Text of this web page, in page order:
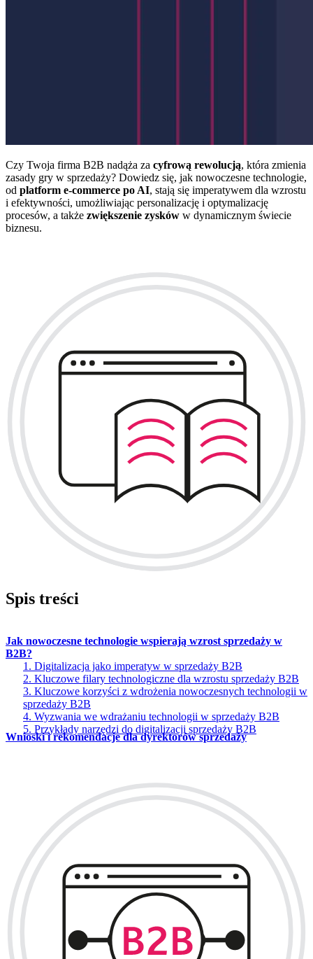
Czy Twoja firma B2B nadąża za cyfrową rewolucją, która zmienia
zasady gry w sprzedaży? Dowiedz się, jak nowoczesne technologie,
od platform e-commerce po AI, stają się imperatywem dla wzrostu
i efektywności, umożliwiając personalizację i optymalizację
procesów, a także zwiększenie zysków w dynamicznym świecie
biznesu.
Spis treści
Jak nowoczesne technologie wspierają wzrost sprzedaży w
B2B?
1. Digitalizacja jako imperatyw w sprzedaży B2B
2. Kluczowe filary technologiczne dla wzrostu sprzedaży B2B
3. Kluczowe korzyści z wdrożenia nowoczesnych technologii w
sprzedaży B2B
4. Wyzwania we wdrażaniu technologii w sprzedaży B2B
5. Przykłady narzędzi do digitalizacji sprzedaży B2B
Wnioski i rekomendacje dla dyrektorów sprzedaży